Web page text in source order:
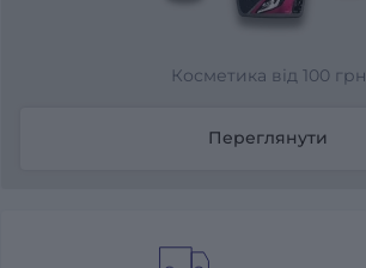
Косметика від 100 грн
Переглянути